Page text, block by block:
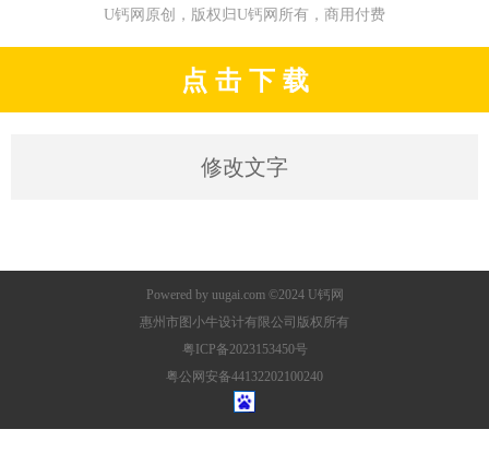
U钙网原创，版权归U钙网所有，商用付费
点 击 下 载
修改文字
Powered by uugai.com©2024 U钙网
惠州市图小牛设计有限公司版权所有
粤ICP备2023153450号
粤公网安备44132202100240